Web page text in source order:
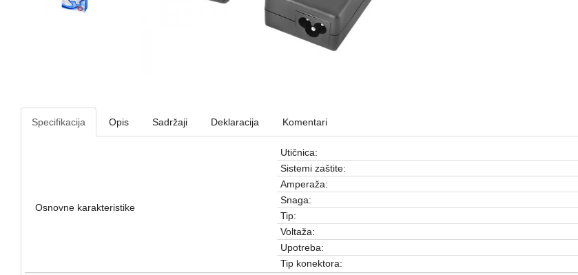
Specifikacija Opis Sadržaji Deklaracija Komentari
Osnovne karakteristike
Utičnica:
Sistemi zaštite:
Amperaža:
Snaga:
Tip:
Voltaža:
Upotreba:
Tip konektora: